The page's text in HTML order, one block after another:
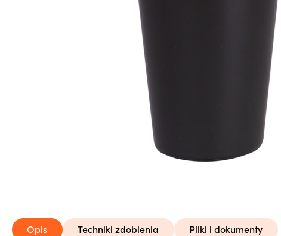
Opis Techniki zdobienia Pliki i dokumenty